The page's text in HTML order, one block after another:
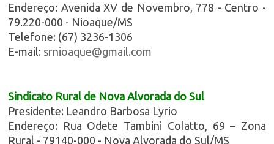
Endereço: Avenida XV de Novembro, 778 - Centro -
79.220-000 - Nioaque/MS
Telefone: (67) 3236-1306
E-mail: srnioaque@gmail.com
Sindicato Rural de Nova Alvorada do Sul
Presidente: Leandro Barbosa Lyrio
Endereço: Rua Odete Tambini Colatto, 69 – Zona
Rural - 79140-000 - Nova Alvorada do Sul/MS